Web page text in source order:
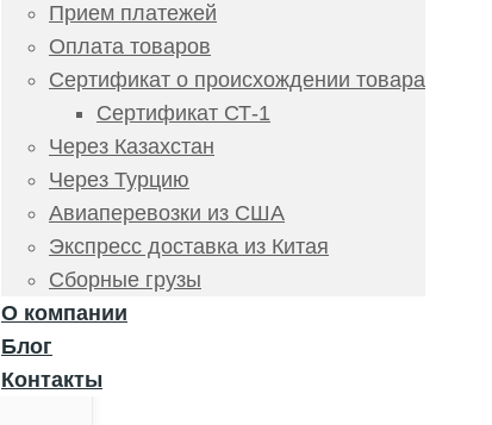
Прием платежей
Оплата товаров
Сертификат о происхождении товара
Сертификат СТ-1
Через Казахстан
Через Турцию
Авиаперевозки из США
Экспресс доставка из Китая
Сборные грузы
О компании
Блог
Контакты